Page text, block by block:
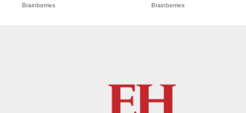
Brainberries Brainberries